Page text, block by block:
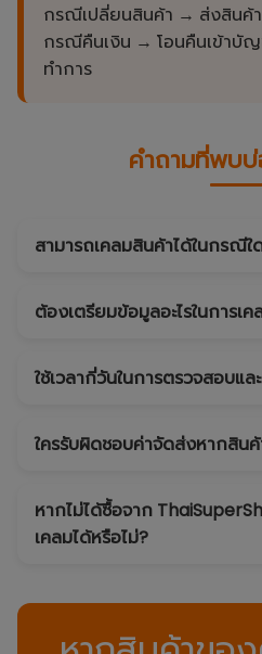
กรณีเปลี่ยนสินค้า → ส่งสินค้
กรณีคืนเงิน → โอนคืนเข้าบัญ
ทำการ
คำถามที่พบ
สามารถเคลมสินค้าได้ในกรณีใ
ต้องเตรียมข้อมูลอะไรในการเ
ใช้เวลากี่วันในการตรวจสอบแล
ใครรับผิดชอบค่าจัดส่งหากสิน
หากไม่ได้ซื้อจาก
เคลมได้หรือไม่?